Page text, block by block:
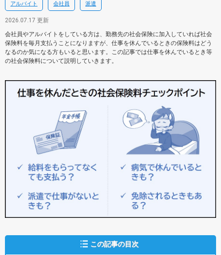
アルバイト 会社員 派遣
2026.07.17 更新
会社員やアルバイトをしている方は、勤務先の社会保険に加入していれば社会
保険料を毎月支払うことになりますが、仕事を休んでいるときの保険料はどう
なるのか気になる方もいると思います。この記事では仕事を休んでいるとき等
の社会保険料について説明していきます。
この記事の目次